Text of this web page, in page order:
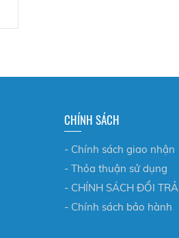
CHÍNH SÁCH
- Chính sách giao nhận
- Thỏa thuận sử dụng
- CHÍNH SÁCH ĐỔI TRẢ
- Chính sách bảo hành